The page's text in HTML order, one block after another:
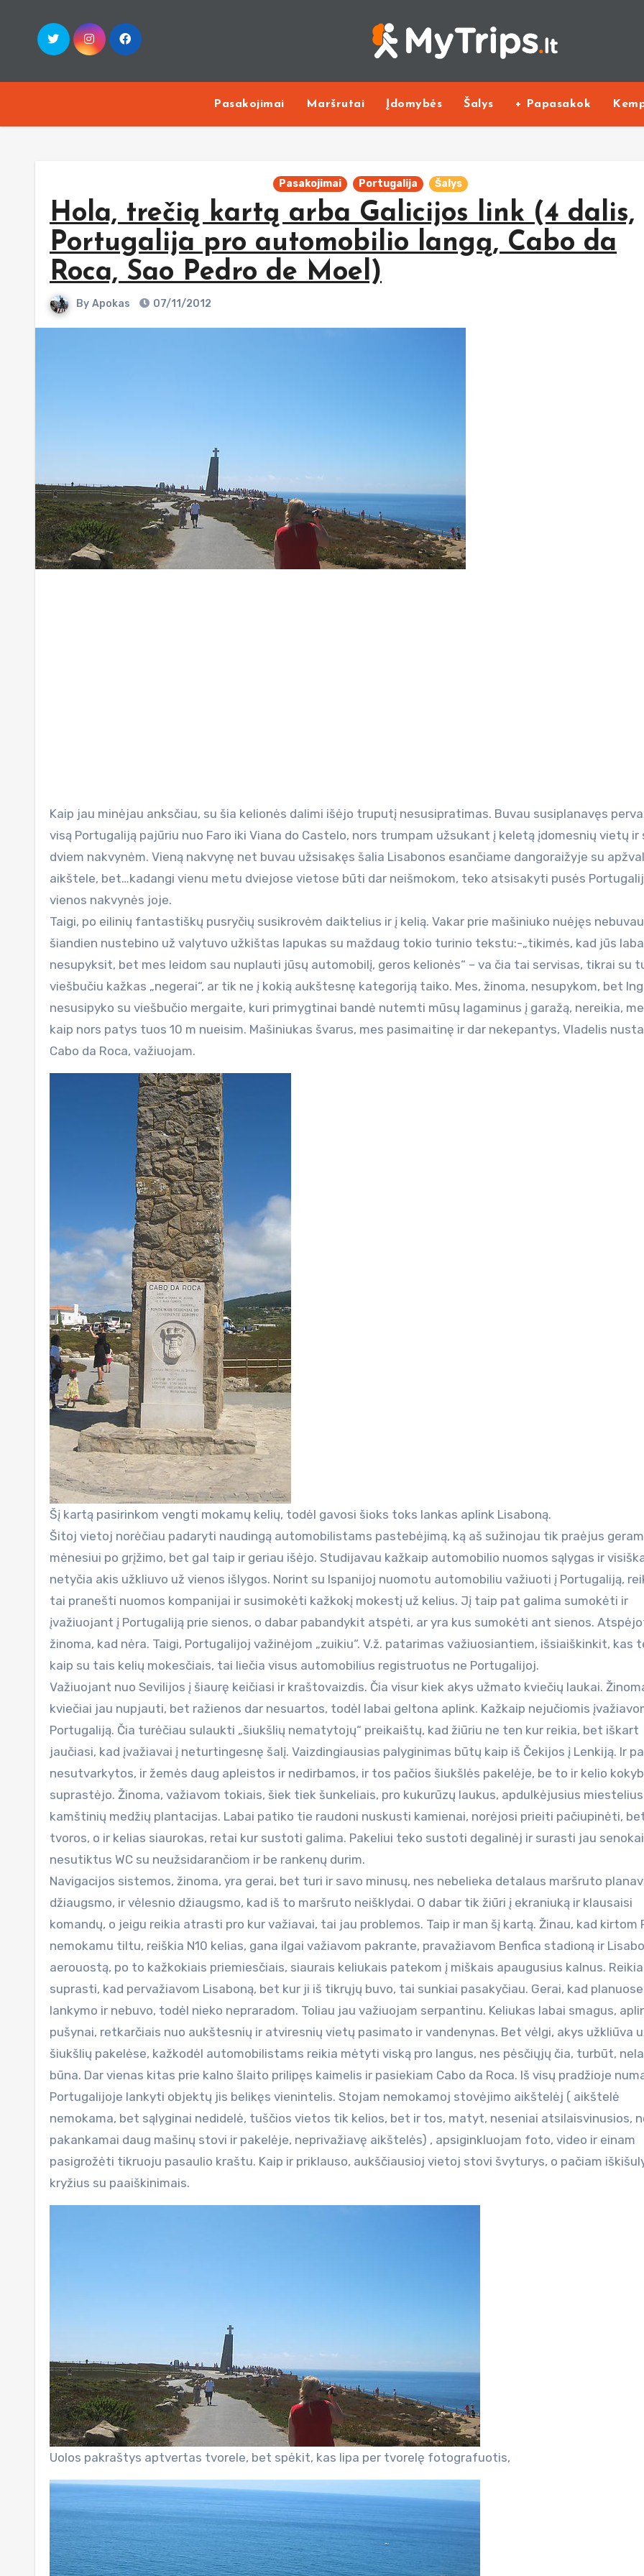
content
Pasakojimai Maršrutai Įdomybės Šalys + Papasakok
Pasakojimai Portugalija Šalys
Hola, trečią kartą arba Galicijos link (4 dalis,
Portugalija pro automobilio langą, Cabo da
Roca, Sao Pedro de Moel)
By Apokas 07/11/2012
Kaip jau minėjau anksčiau, su šia kelionės dalimi išėjo truputį nesusipratimas. Buvau susiplanavęs pervažiuoti
visą Portugaliją pajūriu nuo Faro iki Viana do Castelo, nors trumpam užsukant į keletą įdomesnių vietų ir
dviem nakvynėm. Vieną nakvynę net buvau užsisakęs šalia Lisabonos esančiame dangoraižyje su
aikštele, bet…kadangi vienu metu dviejose vietose būti dar neišmokom, teko atsisakyti pusės
vienos nakvynės joje.
Taigi, po eilinių fantastiškų pusryčių susikrovėm daiktelius ir į kelią. Vakar prie mašiniuko nuėjęs
šiandien nustebino už valytuvo užkištas lapukas su maždaug tokio turinio tekstu:-„tikimės, kad jūs
nesupyksit, bet mes leidom sau nuplauti jūsų automobilį, geros kelionės“ – va čia tai servisas, tikrai su
viešbučiu kažkas „negerai“, ar tik ne į kokią aukštesnę kategoriją taiko. Mes, žinoma, nesupykom, bet
nesusipyko su viešbučio mergaite, kuri primygtinai bandė nutemti mūsų lagaminus į garažą, nereikia,
kaip nors patys tuos 10 m nueisim. Mašiniukas švarus, mes pasimaitinę ir dar nekepantys, Vladelis
Cabo da Roca, važiuojam.
Šį kartą pasirinkom vengti mokamų kelių, todėl gavosi šioks toks lankas aplink Lisaboną.
Šitoj vietoj norėčiau padaryti naudingą automobilistams pastebėjimą, ką aš sužinojau tik praėjus geram
mėnesiui po grįžimo, bet gal taip ir geriau išėjo. Studijavau kažkaip automobilio nuomos sąlygas ir
netyčia akis užkliuvo už vienos išlygos. Norint su Ispanijoj nuomotu automobiliu važiuoti į Portugaliją,
tai pranešti nuomos kompanijai ir susimokėti kažkokį mokestį už kelius. Jį taip pat galima sumokėti ir
įvažiuojant į Portugaliją prie sienos, o dabar pabandykit atspėti, ar yra kus sumokėti ant sienos.
žinoma, kad nėra. Taigi, Portugalijoj važinėjom „zuikiu“. V.ž. patarimas važiuosiantiem, išsiaiškinkit, kas
kaip su tais kelių mokesčiais, tai liečia visus automobilius registruotus ne Portugalijoj.
Važiuojant nuo Sevilijos į šiaurę keičiasi ir kraštovaizdis. Čia visur kiek akys užmato kviečių laukai.
kviečiai jau nupjauti, bet ražienos dar nesuartos, todėl labai geltona aplink. Kažkaip nejučiomis
Portugaliją. Čia turėčiau sulaukti „šiukšlių nematytojų“ preikaištų, kad žiūriu ne ten kur reikia, bet iškart
jaučiasi, kad įvažiavai į neturtingesnę šalį. Vaizdingiausias palyginimas būtų kaip iš Čekijos į Lenkiją. Ir
nesutvarkytos, ir žemės daug apleistos ir nedirbamos, ir tos pačios šiukšlės pakelėje, be to ir kelio
suprastėjo. Žinoma, važiavom tokiais, šiek tiek šunkeliais, pro kukurūzų laukus, apdulkėjusius
kamštinių medžių plantacijas. Labai patiko tie raudoni nuskusti kamienai, norėjosi prieiti pačiupinėti,
tvoros, o ir kelias siaurokas, retai kur sustoti galima. Pakeliui teko sustoti degalinėj ir surasti jau senokai
nesutiktus WC su neužsidarančiom ir be rankenų durim.
Navigacijos sistemos, žinoma, yra gerai, bet turi ir savo minusų, nes nebelieka detalaus maršruto
džiaugsmo, ir vėlesnio džiaugsmo, kad iš to maršruto neišklydai. O dabar tik žiūri į ekraniuką ir klausaisi
komandų, o jeigu reikia atrasti pro kur važiavai, tai jau problemos. Taip ir man šį kartą. Žinau, kad kirtom
nemokamu tiltu, reiškia N10 kelias, gana ilgai važiavom pakrante, pravažiavom Benfica stadioną ir
aerouostą, po to kažkokiais priemiesčiais, siaurais keliukais patekom į miškais apaugusius kalnus. Reikia
suprasti, kad pervažiavom Lisaboną, bet kur ji iš tikrųjų buvo, tai sunkiai pasakyčiau. Gerai, kad
lankymo ir nebuvo, todėl nieko nepraradom. Toliau jau važiuojam serpantinu. Keliukas labai smagus,
pušynai, retkarčiais nuo aukštesnių ir atviresnių vietų pasimato ir vandenynas. Bet vėlgi, akys užkliūva
šiukšlių pakelėse, kažkodėl automobilistams reikia mėtyti viską pro langus, nes pėsčiųjų čia, turbūt,
būna. Dar vienas kitas prie kalno šlaito prilipęs kaimelis ir pasiekiam Cabo da Roca. Iš visų pradžioje
Portugalijoje lankyti objektų jis belikęs vienintelis. Stojam nemokamoj stovėjimo aikštelėj ( aikštelė
nemokama, bet sąlyginai nedidelė, tuščios vietos tik kelios, bet ir tos, matyt, neseniai atsilaisvinusios,
pakankamai daug mašinų stovi ir pakelėje, neprivažiavę aikštelės) , apsiginkluojam foto, video ir einam
pasigrožėti tikruoju pasaulio kraštu. Kaip ir priklauso, aukščiausioj vietoj stovi švyturys, o pačiam
kryžius su paaiškinimais.
Uolos pakraštys aptvertas tvorele, bet spėkit, kas lipa per tvorelę fotografuotis,